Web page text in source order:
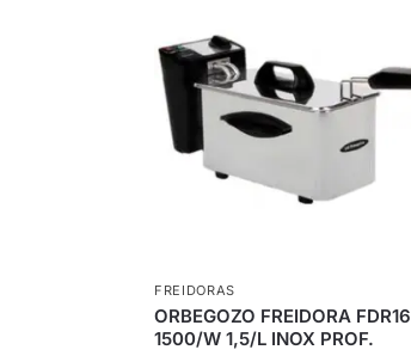
FREIDORAS
ORBEGOZO FREIDORA FDR16
1500/W 1,5/L INOX PROF.